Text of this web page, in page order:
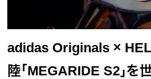
adidas Originals ×
陸「MEGARIDE S2」を